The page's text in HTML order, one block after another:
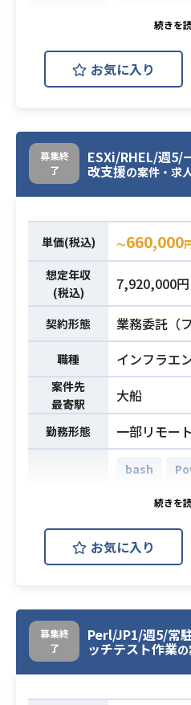
開発環境
Oracle
AWS
JP1
業務内容
発支援で、
行っていただ
～フロント
きます。
必須スキル
・フロント
の開発経験
※基本設計
程の経験2
・BtoC向け
・新しい技
ら情報に敏感
・コミュニ
い方
お気に入り
募集終
了
ESXi/RHEL/週5/
改支援の案件・求
単価(税込) 〜660,000
想定年収
(税込)
7,920,000円
契約形態 業務委託（
職種 インフラエ
案件先
最寄駅
大船
勤務形態 一部リモート
bash
Apache
Zabbix
業務内容
MWの設計
作成等を行
また運用系
ブ実装/試験
きます。
お気に入り
募集終
了
Perl/JP1/週5/常
ッチテスト作業